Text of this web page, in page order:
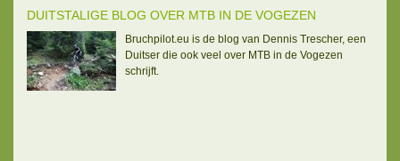
DUITSTALIGE BLOG OVER MTB IN DE VOGEZEN
Bruchpilot.eu is de blog van Dennis Trescher, een
Duitser die ook veel over MTB in de Vogezen
schrijft.